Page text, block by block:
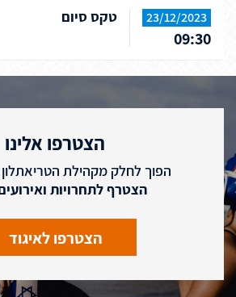
23/12/2023
09:30
טקס סיום
הצטרפו אלינו
הפוך לחלק מקהילת
הצטרף לתחרויות
הצטרפו לאיגוד